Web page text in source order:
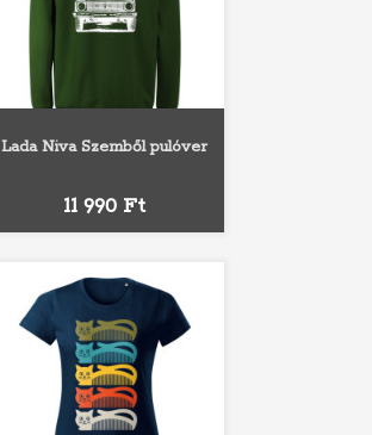
Lada Niva Szemből pulóver
Ár
11 990 Ft